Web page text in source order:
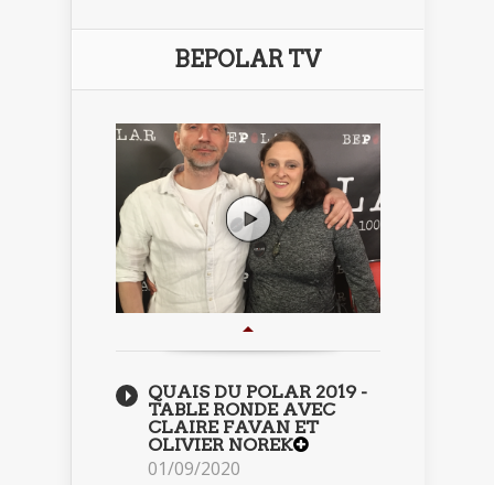
BEPOLAR TV
QUAIS DU POLAR 2019 -
TABLE RONDE AVEC
CLAIRE FAVAN ET
OLIVIER NOREK
01/09/2020